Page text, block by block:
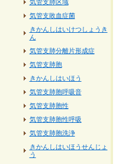
気管支肺区域
気管支敗血症菌
きかんしはいけつしょうき
ん
気管支肺分離片形成症
気管支肺胞
きかんしはいほう
気管支肺胞呼吸音
気管支肺胞性
気管支肺胞性呼吸
気管支肺胞洗浄
きかんしはいほうせんじょ
う